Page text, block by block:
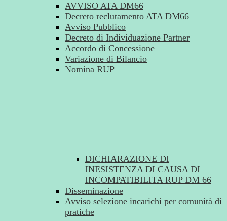
AVVISO ATA DM66
Decreto reclutamento ATA DM66
Avviso Pubblico
Decreto di Individuazione Partner
Accordo di Concessione
Variazione di Bilancio
Nomina RUP
DICHIARAZIONE DI
INESISTENZA DI CAUSA DI
INCOMPATIBILITA RUP DM 66
Disseminazione
Avviso selezione incarichi per comunità di
pratiche